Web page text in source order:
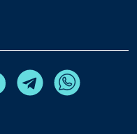
Youtube TelegramWhatsapp